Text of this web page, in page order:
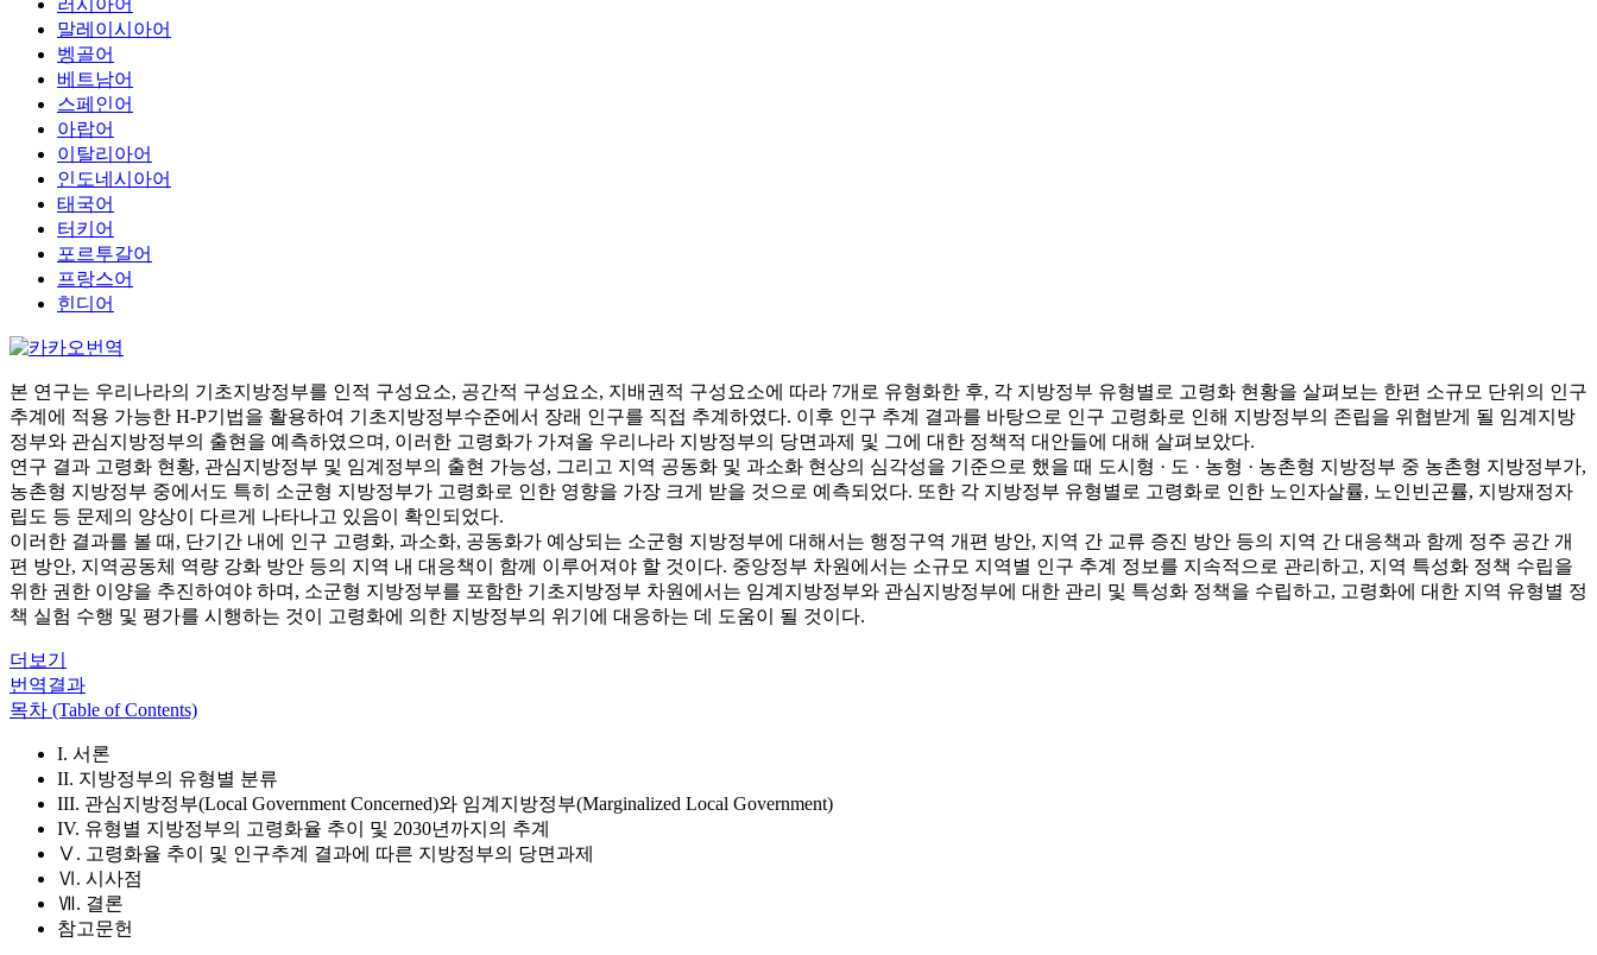
러시아어
말레이시아어
벵골어
베트남어
스페인어
아랍어
이탈리아어
인도네시아어
태국어
터키어
포르투갈어
프랑스어
힌디어
본 연구는 우리나라의 기초지방정부를 인적 구성요소, 공간적 구성요소, 지배권적 구성요소에 따라 7개로 유형화한 후, 각 지방정부 유형별로 고령화 현황을 살펴보는 한편 소규모 단위의 인구
추계에 적용 가능한 H-P기법을 활용하여 기초지방정부수준에서 장래 인구를 직접 추계하였다. 이후 인구 추계 결과를 바탕으로 인구 고령화로 인해 지방정부의 존립을 위협받게 될 임계지방
정부와 관심지방정부의 출현을 예측하였으며, 이러한 고령화가 가져올 우리나라 지방정부의 당면과제 및 그에 대한 정책적 대안들에 대해 살펴보았다.
연구 결과 고령화 현황, 관심지방정부 및 임계정부의 출현 가능성, 그리고 지역 공동화 및 과소화 현상의 심각성을 기준으로 했을 때 도시형 · 도 · 농형 · 농촌형 지방정부 중 농촌형 지방정부가,
농촌형 지방정부 중에서도 특히 소군형 지방정부가 고령화로 인한 영향을 가장 크게 받을 것으로 예측되었다. 또한 각 지방정부 유형별로 고령화로 인한 노인자살률, 노인빈곤률, 지방재정자
립도 등 문제의 양상이 다르게 나타나고 있음이 확인되었다.
이러한 결과를 볼 때, 단기간 내에 인구 고령화, 과소화, 공동화가 예상되는 소군형 지방정부에 대해서는 행정구역 개편 방안, 지역 간 교류 증진 방안 등의 지역 간 대응책과 함께 정주 공간 개
편 방안, 지역공동체 역량 강화 방안 등의 지역 내 대응책이 함께 이루어져야 할 것이다. 중앙정부 차원에서는 소규모 지역별 인구 추계 정보를 지속적으로 관리하고, 지역 특성화 정책 수립을
위한 권한 이양을 추진하여야 하며, 소군형 지방정부를 포함한 기초지방정부 차원에서는 임계지방정부와 관심지방정부에 대한 관리 및 특성화 정책을 수립하고, 고령화에 대한 지역 유형별 정
책 실험 수행 및 평가를 시행하는 것이 고령화에 의한 지방정부의 위기에 대응하는 데 도움이 될 것이다.
더보기
번역결과
목차 (Table of Contents)
I. 서론
II. 지방정부의 유형별 분류
III. 관심지방정부(Local Government Concerned)와 임계지방정부(Marginalized Local Government)
IV. 유형별 지방정부의 고령화율 추이 및 2030년까지의 추계
Ⅴ. 고령화율 추이 및 인구추계 결과에 따른 지방정부의 당면과제
Ⅵ. 시사점
Ⅶ. 결론
참고문헌